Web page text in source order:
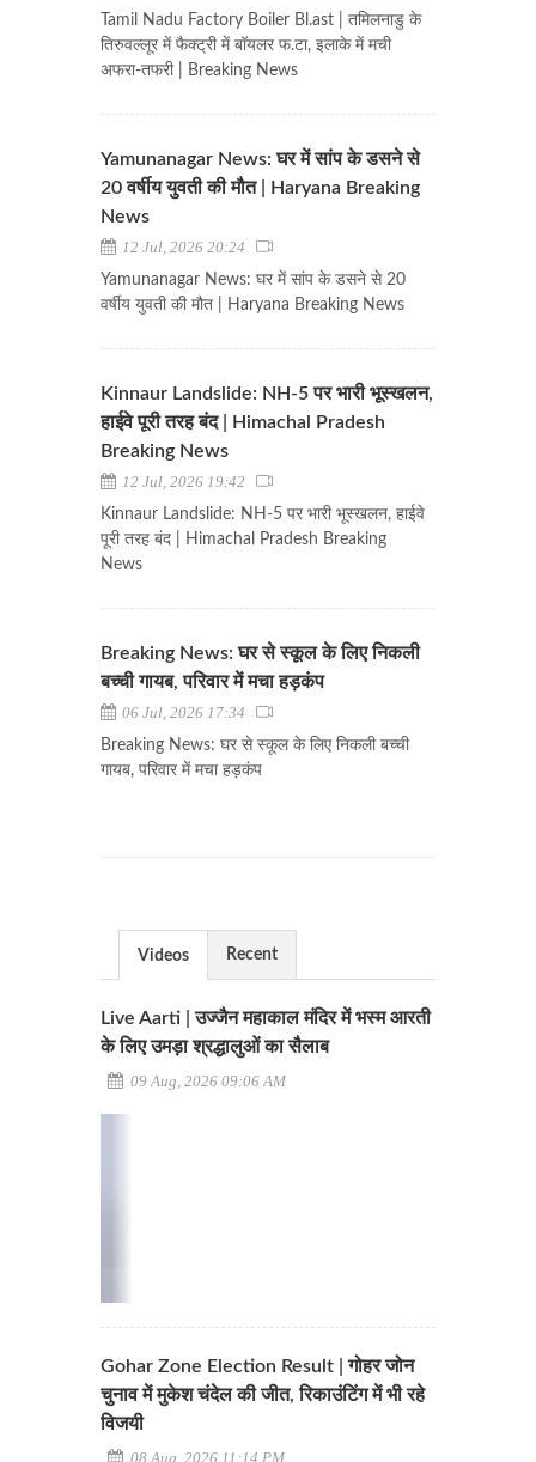
Tamil Nadu Factory Boiler Bl.ast | तमिलनाडु के
तिरुवल्लूर में फैक्ट्री में बॉयलर फ.टा, इलाके में मची
अफरा-तफरी | Breaking News
Yamunanagar News: घर में सांप के डसने से
20 वर्षीय युवती की मौत | Haryana Breaking
News
12 Jul, 2026 20:24
Yamunanagar News: घर में सांप के डसने से 20
वर्षीय युवती की मौत | Haryana Breaking News
Kinnaur Landslide: NH-5 पर भारी भूस्खलन,
हाईवे पूरी तरह बंद | Himachal Pradesh
Breaking News
12 Jul, 2026 19:42
Kinnaur Landslide: NH-5 पर भारी भूस्खलन, हाईवे
पूरी तरह बंद | Himachal Pradesh Breaking
News
Breaking News: घर से स्कूल के लिए निकली
बच्ची गायब, परिवार में मचा हड़कंप
06 Jul, 2026 17:34
Breaking News: घर से स्कूल के लिए निकली बच्ची
गायब, परिवार में मचा हड़कंप
Videos Recent
Live Aarti | उज्जैन महाकाल मंदिर में भस्म आरती
के लिए उमड़ा श्रद्धालुओं का सैलाब
09 Aug, 2026 09:06 AM
Gohar Zone Election Result | गोहर जोन
चुनाव में मुकेश चंदेल की जीत, रिकाउंटिंग में भी रहे
विजयी
08 Aug, 2026 11:14 PM